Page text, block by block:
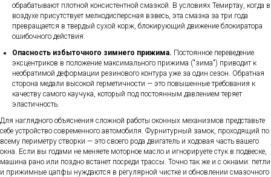
обрабатывают плотной консистентной смазкой. В условиях Темиртау, когда в
воздухе присутствует мелкодисперсная взвесь, эта смазка за три года
превращается в твердый сухой корж, блокирующий движение блокиратора
ошибочного действия.
Опасность избыточного зимнего прижима. Постоянное переведение
эксцентриков в положение максимального прижима ("зима") приводит к
необратимой деформации резинового контура уже за один сезон. Обратная
сторона медали высокой герметичности — это повышенные требования к
качеству самого каучука, который под постоянным давлением теряет
эластичность.
Для наглядного объяснения сложной работы оконных механизмов представьте
себе устройство современного автомобиля. Фурнитурный замок, проходящий по
всему периметру створки — это своего рода двигатель и ходовая часть вашего
окна. Если вы годами не меняете моторное масло и игнорируете стук в подвеске,
машина рано или поздно встанет посреди трассы. Точно так же и с окнами: петли
и прижимные цапфы нуждаются в регулярной чистке и обновлении смазочного